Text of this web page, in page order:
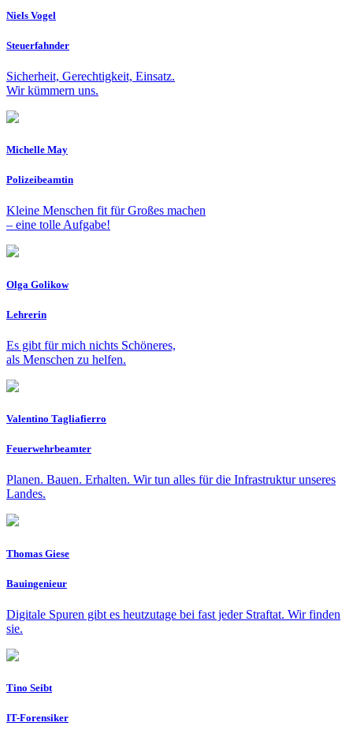
Niels Vogel
Steuerfahnder
Sicherheit, Gerechtigkeit, Einsatz.
Wir kümmern uns.
Michelle May
Polizeibeamtin
Kleine Menschen fit für Großes machen
– eine tolle Aufgabe!
Olga Golikow
Lehrerin
Es gibt für mich nichts Schöneres,
als Menschen zu helfen.
Valentino Tagliafierro
Feuerwehrbeamter
Planen. Bauen. Erhalten. Wir tun alles für die Infrastruktur unseres
Landes.
Thomas Giese
Bauingenieur
Digitale Spuren gibt es heutzutage bei fast jeder Straftat. Wir finden
sie.
Tino Seibt
IT-Forensiker